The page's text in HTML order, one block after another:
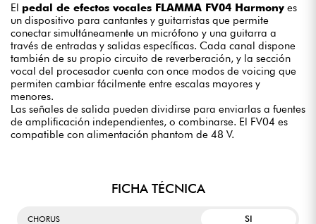
El pedal de efectos vocales FLAMMA FV04 Harmony es
un dispositivo para cantantes y guitarristas que permite
conectar simultáneamente un micrófono y una guitarra a
través de entradas y salidas específicas. Cada canal dispone
también de su propio circuito de reverberación, y la sección
vocal del procesador cuenta con once modos de voicing que
permiten cambiar fácilmente entre escalas mayores y
menores.
Las señales de salida pueden dividirse para enviarlas a fuentes
de amplificación independientes, o combinarse. El FV04 es
compatible con alimentación phantom de 48 V.
FICHA TÉCNICA
CHORUS SI